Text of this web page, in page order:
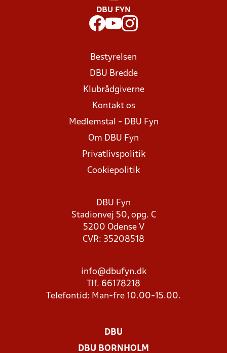
DBU FYN
Bestyrelsen
DBU Bredde
Klubrådgiverne
Kontakt os
Medlemstal - DBU Fyn
Om DBU Fyn
Privatlivspolitik
Cookiepolitik
DBU Fyn
Stadionvej 50, opg. C
5200 Odense V
CVR: 35208518
info@dbufyn.dk
Tlf. 66178218
Telefontid: Man-fre 10.00-15.00.
DBU
DBU BORNHOLM